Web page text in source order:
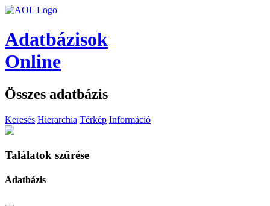
Adatbázisok
Online
Összes adatbázis
Keresés Hierarchia Térkép Információ
Találatok szűrése
Adatbázis